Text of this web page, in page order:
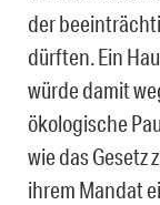
der
dürften. Ein
würde damit
ökologische
wie das Gesetz
ihrem Mandat